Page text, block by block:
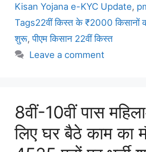
Kisan Yojana e-KYC Update,
Tags22वीं किस्त के ₹2000 किसानों
शुरू,पीएम किसान 22वीं किस्त
Leave a comment
8वीं-10वीं पास
लिए घर बैठे काम का